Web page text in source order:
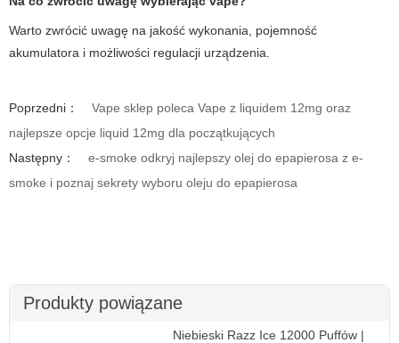
Warto zwrócić uwagę na jakość wykonania, pojemność
akumulatora i możliwości regulacji urządzenia.
Poprzedni：
Vape sklep poleca Vape z liquidem 12mg oraz
najlepsze opcje liquid 12mg dla początkujących
Następny：
e-smoke odkryj najlepszy olej do epapierosa z e-
smoke i poznaj sekrety wyboru oleju do epapierosa
Produkty powiązane
Niebieski Razz Ice 12000 Puffów |